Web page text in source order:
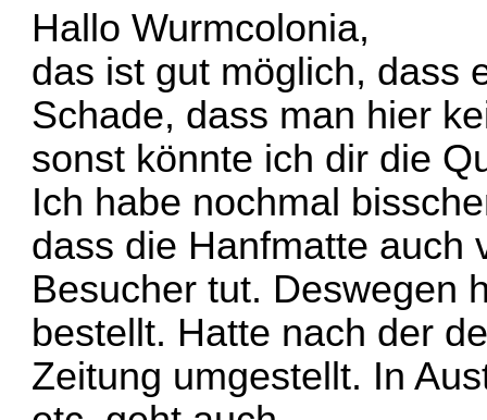
Hallo Wurmcolonia,
das ist gut möglich, dass
Schade, dass man hier
sonst könnte ich dir die
Ich habe nochmal
dass die Hanfmatte auch
Besucher tut. Deswegen
bestellt. Hatte nach der
Zeitung umgestellt. In